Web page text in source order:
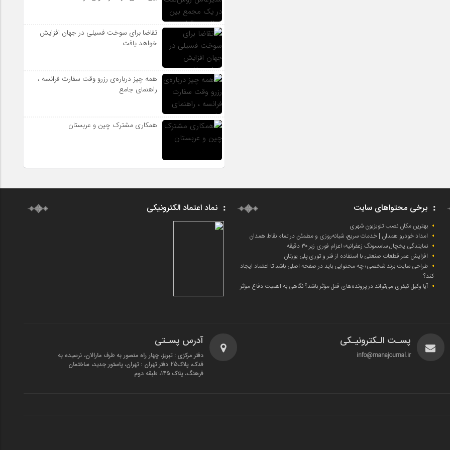
تقاضا برای سوخت فسیلی در جهان افزایش
خواهد یافت
همه چیز درباره‌ی رزرو وقت سفارت فرانسه ،
راهنمای جامع
همکاری مشترک چین و عربستان
برخی محتواهای سایت
بهترین مکان نصب تلویزیون شهری
امداد خودرو همدان | خدمات سریع، شبانه‌روزی و مطمئن در تمام نقاط همدان
نمایندگی یخچال سامسونگ زعفرانیه؛ اعزام فوری زیر ۳۰ دقیقه
افزایش عمر قطعات صنعتی با استفاده از فنر و توری پلی یورتان
طراحی سایت برند شخصی؛ چه محتوایی باید در صفحه اصلی باشد تا اعتماد ایجاد
کند؟
آیا وکیل کیفری می‌تواند در پرونده‌های قتل مؤثر باشد؟ نگاهی به اهمیت دفاع مؤثر
نماد اعتماد الکترونیکی
پسـت الـکترونیـکی
info@manajournal.ir
آدرس پسـتی
دفتر مرکزی : تبریز، چهار راه منصور به طرف مارالان، نرسیده به
فدک، پلاک25 دفتر تهران : تهران، پاستور جدید، ساختمان
فرهنگ، پلاک 145، طبقه دوم